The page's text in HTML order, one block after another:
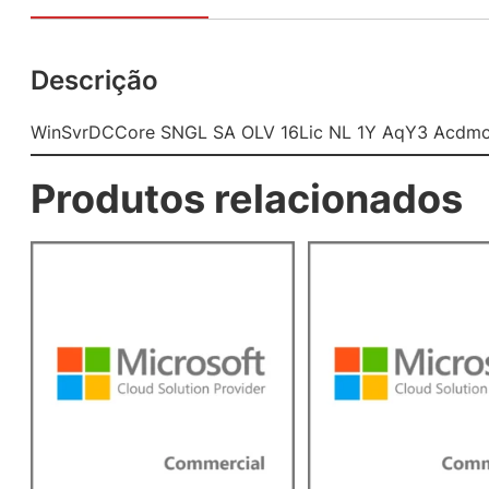
Descrição
WinSvrDCCore SNGL SA OLV 16Lic NL 1Y AqY3
Produtos relacionados